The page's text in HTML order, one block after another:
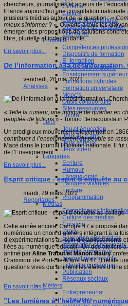
Cinéma
Culture
Culture et numérique
Dispositifs de médiation
Littérature
Formation
Compétences
Dispositifs de formation
E- formation
Enjeux et évolutions
Enseignement
Formations hybrides
Formation universitaire
Mooc’s
Outils collaboratifs
Sites ressources
Tutorat
Jeux
Jeu et éducation
Jeux 4/12 ans
Jeux sérieux
Jeux vidéo
Langages
Ecriture
Humour
Langue orale
Langues vivantes
Lecture
Programmation
Médias
Compétences
Culture des médias
Curation
Droits
Education aux médias
Information et nouveaux
Identité numérique
Internet responsable
Littératie numérique
Publication
Réseaux sociaux
Métiers
Entrepreneuriat
Entreprises
chercheurs, journalistes et acteurs de
Il lance aujourd'hui une consultation nationale
plusieurs médias autour de la question : «
mieux s'informer? ». Ouverte à tous les
émerger des propositions de solutions
libre, plurielle et indépendante.
En savoir plus...
De l’information à la désinformation.
vendredi, 20 mai 2022
Analyses
« Telle la rumeur, une intrigue de quartier en
peuplée de fictions» - Tonino Benacquista in
Un prodigieux mouvement citoyen naît en
contribuer à l’enseignement du peuple se
Macé dans le journal l’Opinion nationale. Il
de l’Enseignement.
En savoir plus...
Esprit critique - esprit d’enquête au
mardi, 29 mars 2022
Reportages
Cette année encore, Canopé 47 a proposé
numérique un choix d’ateliers intégrant à la
d’expérimentations au sein d’établissements
liées au numérique éducatif. Un des ateliers
animé par Aline Trabut et Manon Maury
Grammont de Port-Ste-Marie en 47, il relate
questions vives qui animent les élèves d’une
En savoir plus...
"Les lumières à l’heure du